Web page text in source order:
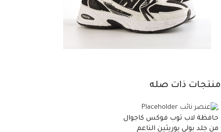
منتجات ذات صله
حافظة لاب توب فوكس كاجوال
من جلد بولي يوريثين الناعم